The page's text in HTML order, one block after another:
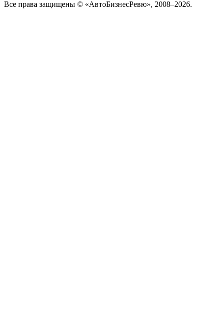
Все права защищены © «АвтоБизнесРевю», 2008–2026.